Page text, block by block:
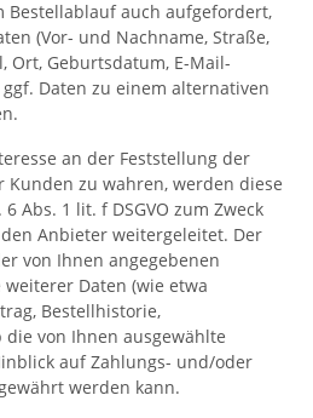
Bestellablauf auch aufgefordert,
(Vor- und Nachname, Straße,
Ort, Geburtsdatum, E-Mail-
Daten zu einem alternativen
an der Feststellung der
zu wahren, werden diese
Abs. 1 lit. f DSGVO zum Zweck
Anbieter weitergeleitet. Der
von Ihnen angegebenen
Daten (wie etwa
Bestellhistorie,
von Ihnen ausgewählte
auf Zahlungs- und/oder
werden kann.